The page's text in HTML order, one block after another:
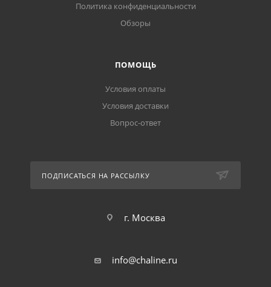
Политика конфиденциальности
Обзоры
ПОМОЩЬ
Условия оплаты
Условия доставки
Вопрос-ответ
ПОДПИСАТЬСЯ НА РАССЫЛКУ
г. Москва
info@chaline.ru